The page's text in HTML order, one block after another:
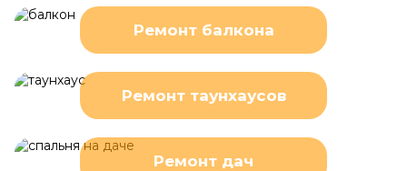
Ремонт балкона
Ремонт таунхаусов
Ремонт дач